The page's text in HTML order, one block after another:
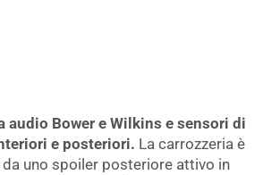
audio Bower e Wilkins e sensori di
e posteriori. La carrozzeria è
uno spoiler posteriore attivo in